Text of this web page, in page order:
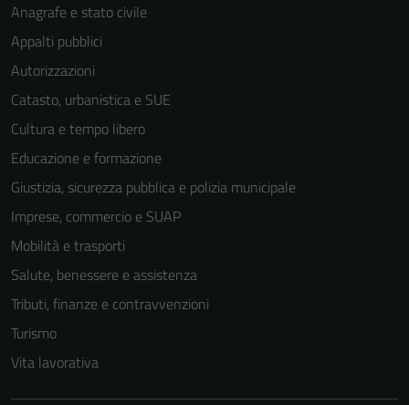
Anagrafe e stato civile
Appalti pubblici
Autorizzazioni
Catasto, urbanistica e SUE
Cultura e tempo libero
Educazione e formazione
Giustizia, sicurezza pubblica e polizia municipale
Imprese, commercio e SUAP
Mobilità e trasporti
Salute, benessere e assistenza
Tributi, finanze e contravvenzioni
Turismo
Vita lavorativa